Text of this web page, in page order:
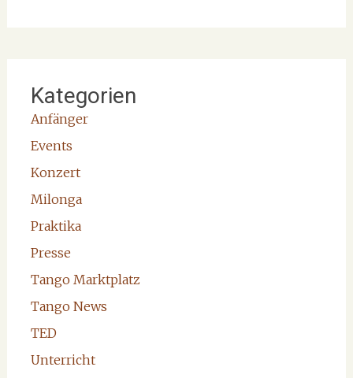
Kategorien
Anfänger
Events
Konzert
Milonga
Praktika
Presse
Tango Marktplatz
Tango News
TED
Unterricht